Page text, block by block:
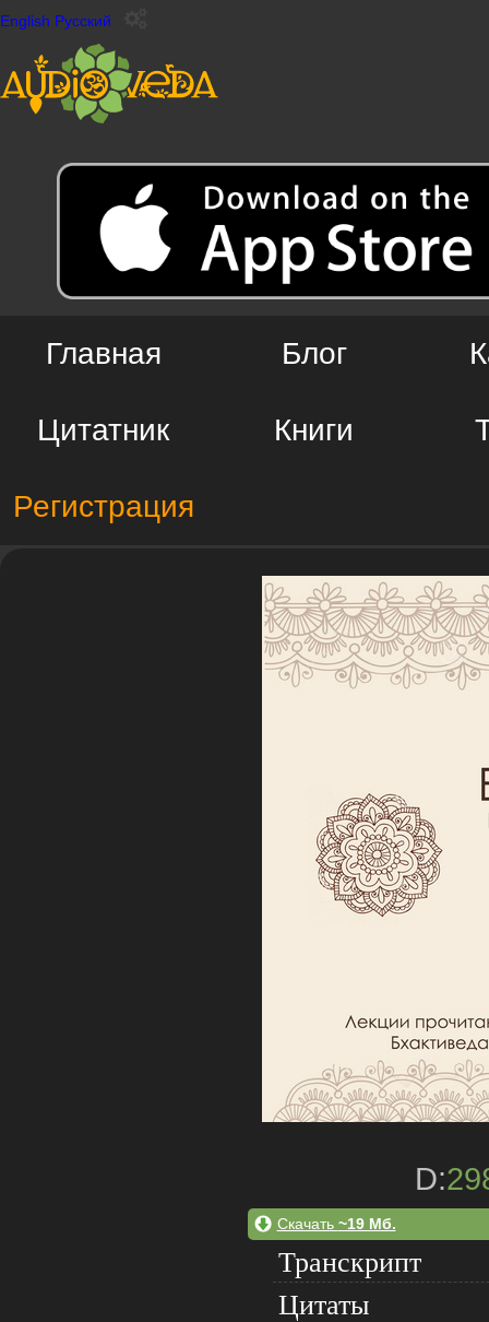
English Русский
Главная Блог
Цитатник Книги
Регистрация
D:
Скачать ~19 Мб.
Транскрипт
Цитаты